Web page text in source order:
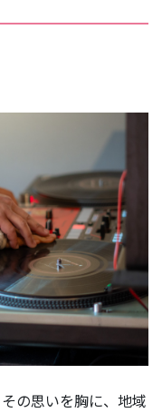
の思いを胸に、地域